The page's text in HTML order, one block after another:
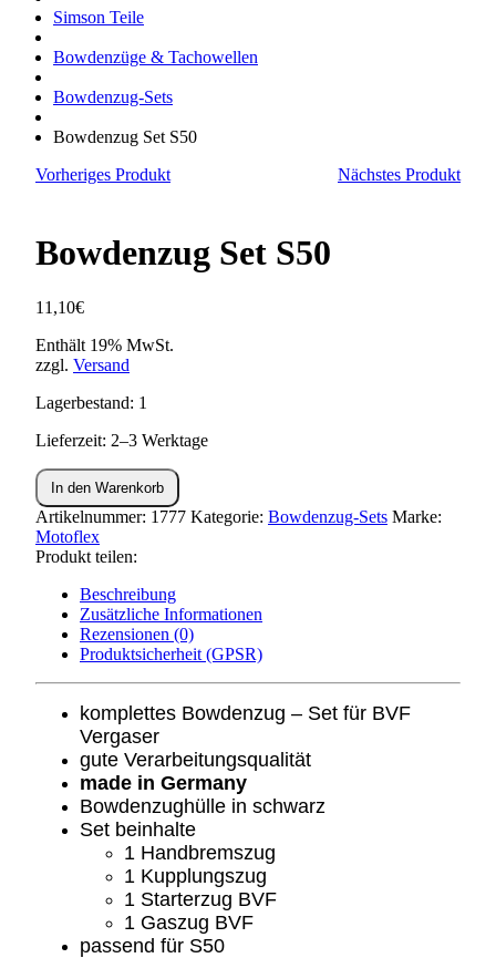
Simson Teile
Bowdenzüge & Tachowellen
Bowdenzug-Sets
Bowdenzug Set S50
Vorheriges Produkt
Nächstes Produkt
Bowdenzug Set S50
11,10€
Enthält 19% MwSt.
zzgl. Versand
Lagerbestand: 1
Lieferzeit: 2–3 Werktage
Bowdenzug
Set
S50
Menge
In den Warenkorb
Artikelnummer: 1777 Kategorie: Bowdenzug-Sets Marke:
Motoflex
Produkt teilen:
Beschreibung
Zusätzliche Informationen
Rezensionen (0)
Produktsicherheit (GPSR)
komplettes Bowdenzug – Set für BVF
Vergaser
gute Verarbeitungsqualität
made in Germany
Bowdenzughülle in schwarz
Set beinhalte
1 Handbremszug
1 Kupplungszug
1 Starterzug BVF
1 Gaszug BVF
passend für S50